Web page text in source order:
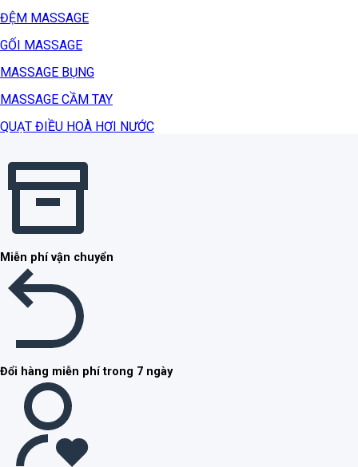
ĐỆM MASSAGE
GỐI MASSAGE
MASSAGE BỤNG
MASSAGE CẦM TAY
QUẠT ĐIỀU HOÀ HƠI NƯỚC
Miễn phí vận chuyển
Đổi hàng miễn phí trong 7 ngày